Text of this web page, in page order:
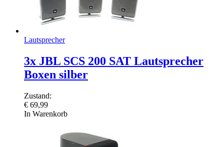
Lautsprecher
3x JBL SCS 200 SAT Lautsprecher
Boxen silber
Zustand:
€ 69,99
In Warenkorb